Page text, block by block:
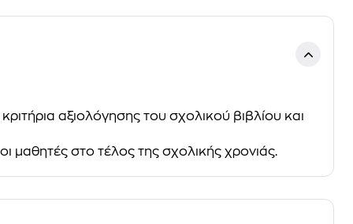
αξιολόγησης του σχολικού βιβλίου και
μαθητές στο τέλος της σχολικής χρονιάς.